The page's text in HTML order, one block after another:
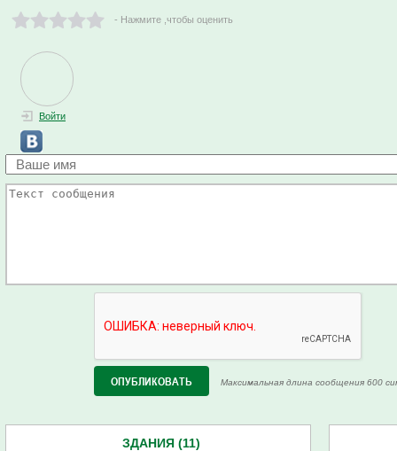
- Нажмите ,чтобы оценить
Войти
Максимальная длина сообщения 600
ЗДАНИЯ (11)